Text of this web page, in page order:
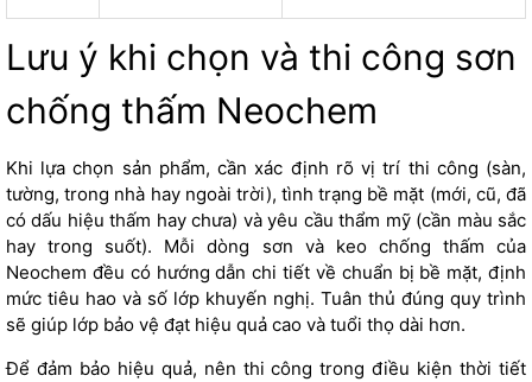
Lưu ý khi chọn và thi công sơn
chống thấm Neochem
Khi lựa chọn sản phẩm, cần xác định rõ vị trí thi công (sàn,
tường, trong nhà hay ngoài trời), tình trạng bề mặt (mới, cũ, đã
có dấu hiệu thấm hay chưa) và yêu cầu thẩm mỹ (cần màu sắc
hay trong suốt). Mỗi dòng sơn và keo chống thấm của
Neochem đều có hướng dẫn chi tiết về chuẩn bị bề mặt, định
mức tiêu hao và số lớp khuyến nghị. Tuân thủ đúng quy trình
sẽ giúp lớp bảo vệ đạt hiệu quả cao và tuổi thọ dài hơn.
Để đảm bảo hiệu quả, nên thi công trong điều kiện thời tiết